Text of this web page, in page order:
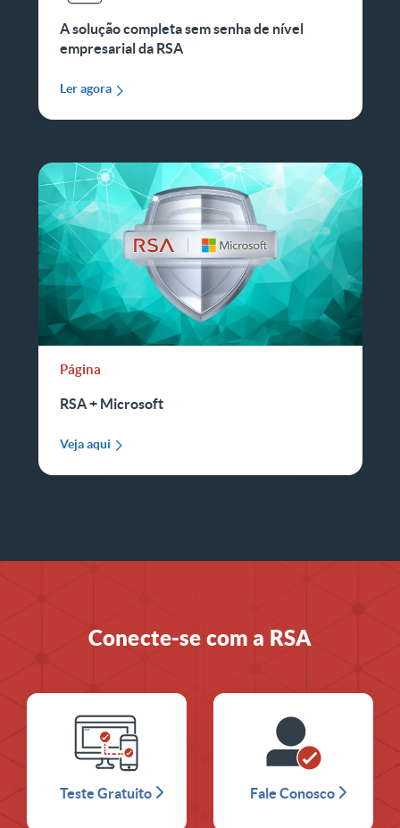
A solução completa sem senha de nível
empresarial da RSA
Ler agora
Página
RSA + Microsoft
Veja aqui
Conecte-se com a RSA
Teste Gratuito Fale Conosco